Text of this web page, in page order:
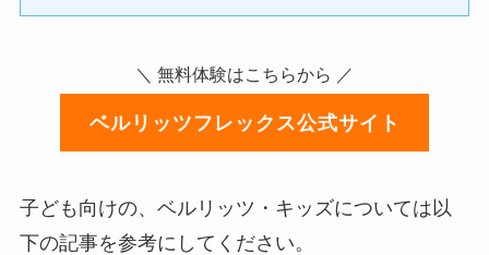
＼ 無料体験はこちらから ／
ベルリッツフレックス公式サイト
子ども向けの、ベルリッツ・キッズについては以
下の記事を参考にしてください。